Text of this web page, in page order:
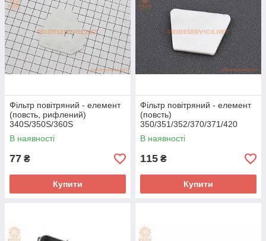
Фільтр повітряний - елемент
(повсть, рифлений)
340S/350S/360S
В наявності
77 ₴
Купити
Фільтр повітряний - елемент
(повсть)
350/351/352/370/371/420
В наявності
115 ₴
Купити